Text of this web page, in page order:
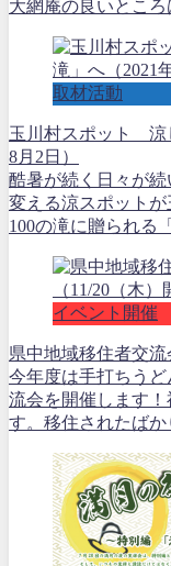
大網庵の良いとこ
取材活動
玉川村スポット 涼
8月2日）
酷暑が続く日々が
変える涼スポット
100の滝に贈られる
イベント開催
県中地域移住者交流
今年度は手打ちう
流会を開催します
す。移住されたば